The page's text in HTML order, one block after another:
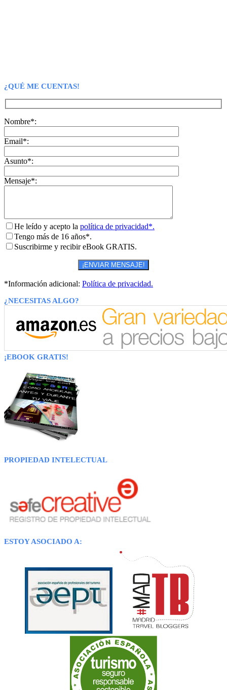
¿QUÉ ME CUENTAS!
Nombre*:
Email*:
Asunto*:
Mensaje*:
He leído y acepto la política de privacidad*.
Tengo más de 16 años*.
Suscribirme y recibir eBook GRATIS.
*Información adicional: Política de privacidad.
¿NECESITAS ALGO?
¡EBOOK GRATIS!
PROPIEDAD INTELECTUAL
ESTOY ASOCIADO A: